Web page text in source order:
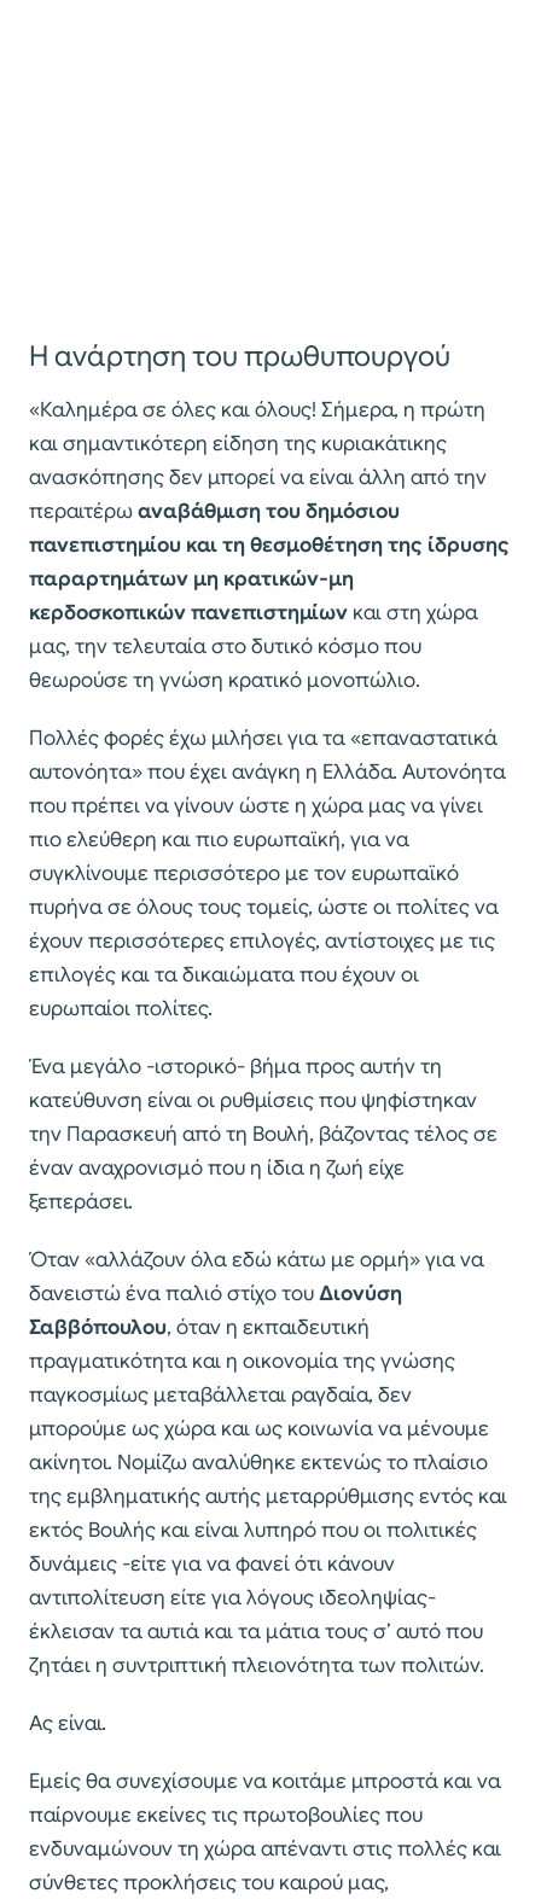
Η ανάρτηση του πρωθυπουργού
«Καλημέρα σε όλες και όλους! Σήμερα, η πρώτη
και σημαντικότερη είδηση της κυριακάτικης
ανασκόπησης δεν μπορεί να είναι άλλη από την
περαιτέρωαναβάθμιση του δημόσιου
πανεπιστημίου και τη θεσμοθέτηση της ίδρυσης
παραρτημάτων μη κρατικών-μη
κερδοσκοπικών πανεπιστημίων και στη χώρα
μας, την τελευταία στο δυτικό κόσμο που
θεωρούσε τη γνώση κρατικό μονοπώλιο.
Πολλές φορές έχω μιλήσει για τα «επαναστατικά
αυτονόητα» που έχει ανάγκη η Ελλάδα. Αυτονόητα
που πρέπει να γίνουν ώστε η χώρα μας να γίνει
πιο ελεύθερη και πιο ευρωπαϊκή, για να
συγκλίνουμε περισσότερο με τον ευρωπαϊκό
πυρήνα σε όλους τους τομείς, ώστε οι πολίτες να
έχουν περισσότερες επιλογές, αντίστοιχες με τις
επιλογές και τα δικαιώματα που έχουν οι
ευρωπαίοι πολίτες.
Ένα μεγάλο -ιστορικό- βήμα προς αυτήν τη
κατεύθυνση είναι οι ρυθμίσεις που ψηφίστηκαν
την Παρασκευή από τη Βουλή, βάζοντας τέλος σε
έναν αναχρονισμό που η ίδια η ζωή είχε
ξεπεράσει.
Όταν «αλλάζουν όλα εδώ κάτω με ορμή» για να
δανειστώ ένα παλιό στίχο τουΔιονύση
Σαββόπουλου, όταν η εκπαιδευτική
πραγματικότητα και η οικονομία της γνώσης
παγκοσμίως μεταβάλλεται ραγδαία, δεν
μπορούμε ως χώρα και ως κοινωνία να μένουμε
ακίνητοι. Νομίζω αναλύθηκε εκτενώς το πλαίσιο
της εμβληματικής αυτής μεταρρύθμισης εντός και
εκτός Βουλής και είναι λυπηρό που οι πολιτικές
δυνάμεις -είτε για να φανεί ότι κάνουν
αντιπολίτευση είτε για λόγους ιδεοληψίας-
έκλεισαν τα αυτιά και τα μάτια τους σ’ αυτό που
ζητάει η συντριπτική πλειονότητα των πολιτών.
Ας είναι.
Εμείς θα συνεχίσουμε να κοιτάμε μπροστά και να
παίρνουμε εκείνες τις πρωτοβουλίες που
ενδυναμώνουν τη χώρα απέναντι στις πολλές και
σύνθετες προκλήσεις του καιρού μας,